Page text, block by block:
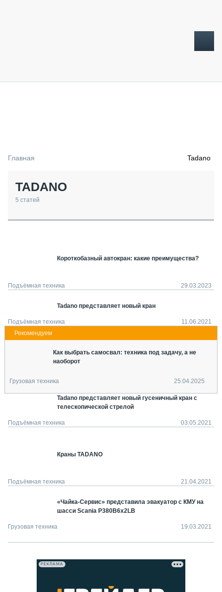
ТЕХНИКА КРУПНЫМ ПЛАНОМ
МЕРОПРИЯТИЯ
О ПРОЕКТЕ
Главная Tadano
TADANO
5 статей
Короткобазный автокран: какие преимущества?
Подъёмная техника 29.03.2023
Tadano представляет новый кран
Подъёмная техника 11.06.2021
Как выбрать самосвал: техника под задачу, а не
наоборот
Грузовая техника 25.04.2025
Tadano представляет новый гусеничный кран с
телескопической стрелой
Подъёмная техника 03.05.2021
Краны TADANO
Подъёмная техника 21.04.2021
«Чайка-Сервис» представила эвакуатор с КМУ на
шасси Scania P380B6x2LB
Грузовая техника 19.03.2021
РЕКЛАМА